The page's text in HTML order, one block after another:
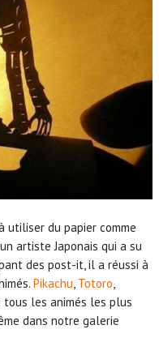
utiliser du papier comme
artiste Japonais qui a su
des post-it, il a réussi à
Pikachu Totoro
tous les animés les plus
dans notre galerie